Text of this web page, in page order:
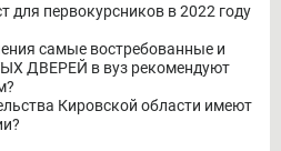
для первокурсников в 2022 году
самые востребованные и
ДВЕРЕЙ в вуз рекомендуют
Кировской области имеют